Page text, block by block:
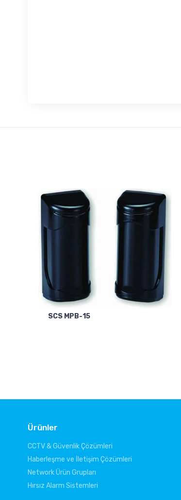
SCS MPB-15
Ürünler
CCTV & Güvenlik Çözümleri
Haberleşme ve İletişim Çözümleri
Network Ürün Grupları
Hırsız Alarm Sistemleri